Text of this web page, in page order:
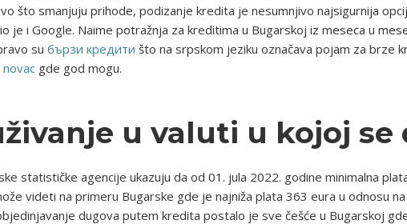
što smanjuju prihode, podizanje kredita je nesumnjivo najsigurnija
je i Google. Naime potražnja za kreditima u Bugarskoj iz meseca u
su бързи кредити što na srpskom jeziku označava pojam za brze
novac gde god mogu.
u valuti u kojoj se
statističke agencije ukazuju da od 01. jula 2022. godine minimalna
videti na primeru Bugarske gde je najniža plata 363 eura u odnosu
dugova putem kredita postalo je sve češće u Bugarskoj